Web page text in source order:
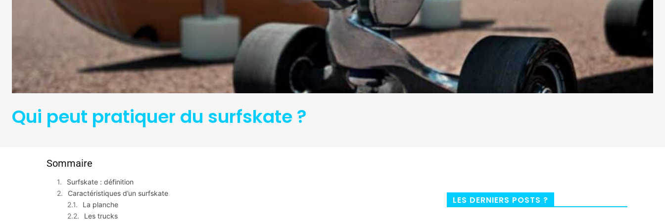
Qui peut pratiquer du surfskate ?
Sommaire
Surfskate : définition
Caractéristiques d’un surfskate
La planche
Les trucks
LES DERNIERS POSTS ?